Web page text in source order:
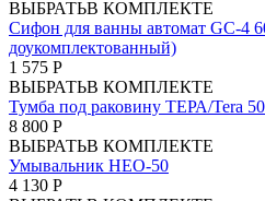
ВЫБРАТЬВ КОМПЛЕКТЕ
Сифон для ванны автомат GC-4
доукомплектованный)
1 575 Р
ВЫБРАТЬВ КОМПЛЕКТЕ
Тумба под раковину ТЕРА/Tera
8 800 Р
ВЫБРАТЬВ КОМПЛЕКТЕ
Умывальник НЕО-50
4 130 Р